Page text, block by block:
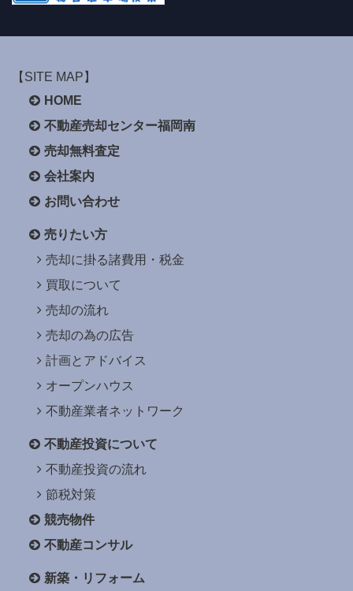
【SITE MAP】
HOME
不動産売却センター福岡南
売却無料査定
会社案内
お問い合わせ
売りたい方
売却に掛る諸費用・税金
買取について
売却の流れ
売却の為の広告
計画とアドバイス
オープンハウス
不動産業者ネットワーク
不動産投資について
不動産投資の流れ
節税対策
競売物件
不動産コンサル
新築・リフォーム